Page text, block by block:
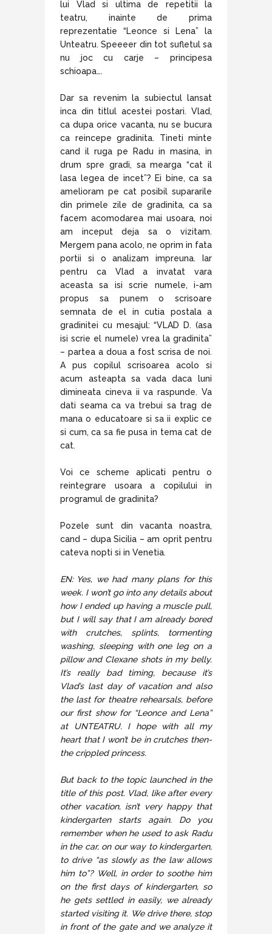
lui Vlad si ultima de repetitii la
teatru, inainte de prima
reprezentatie “Leonce si Lena” la
Unteatru. Speeeer din tot sufletul sa
nu joc cu carje – principesa
schioapa….
Dar sa revenim la subiectul lansat
inca din titlul acestei postari. Vlad,
ca dupa orice vacanta, nu se bucura
ca reincepe gradinita. Tineti minte
cand il ruga pe Radu in masina, in
drum spre gradi, sa mearga “cat il
lasa legea de incet”? Ei bine, ca sa
amelioram pe cat posibil supararile
din primele zile de gradinita, ca sa
facem acomodarea mai usoara, noi
am inceput deja sa o vizitam.
Mergem pana acolo, ne oprim in fata
portii si o analizam impreuna. Iar
pentru ca Vlad a invatat vara
aceasta sa isi scrie numele, i-am
propus sa punem o scrisoare
semnata de el in cutia postala a
gradinitei cu mesajul: “VLAD D. (asa
isi scrie el numele) vrea la gradinita”
– partea a doua a fost scrisa de noi.
A pus copilul scrisoarea acolo si
acum asteapta sa vada daca luni
dimineata cineva ii va raspunde. Va
dati seama ca va trebui sa trag de
mana o educatoare si sa ii explic ce
si cum, ca sa fie pusa in tema cat de
cat.
Voi ce scheme aplicati pentru o
reintegrare usoara a copilului in
programul de gradinita?
Pozele sunt din vacanta noastra,
cand – dupa Sicilia – am oprit pentru
cateva nopti si in Venetia.
EN: Yes, we had many plans for this
week. I won’t go into any details about
how I ended up having a muscle pull,
but I will say that I am already bored
with crutches, splints, tormenting
washing, sleeping with one leg on a
pillow and Clexane shots in my belly.
It’s really bad timing, because it’s
Vlad’s last day of vacation and also
the last for theatre rehearsals, before
our first show for “Leonce and Lena”
at UNTEATRU. I hope with all my
heart that I won’t be in crutches then-
the crippled princess.
But back to the topic launched in the
title of this post. Vlad, like after every
other vacation, isn’t very happy that
kindergarten starts again. Do you
remember when he used to ask Radu
in the car, on our way to kindergarten,
to drive “as slowly as the law allows
him to”? Well, in order to soothe him
on the first days of kindergarten, so
he gets settled in easily, we already
started visiting it. We drive there, stop
in front of the gate and we analyze it